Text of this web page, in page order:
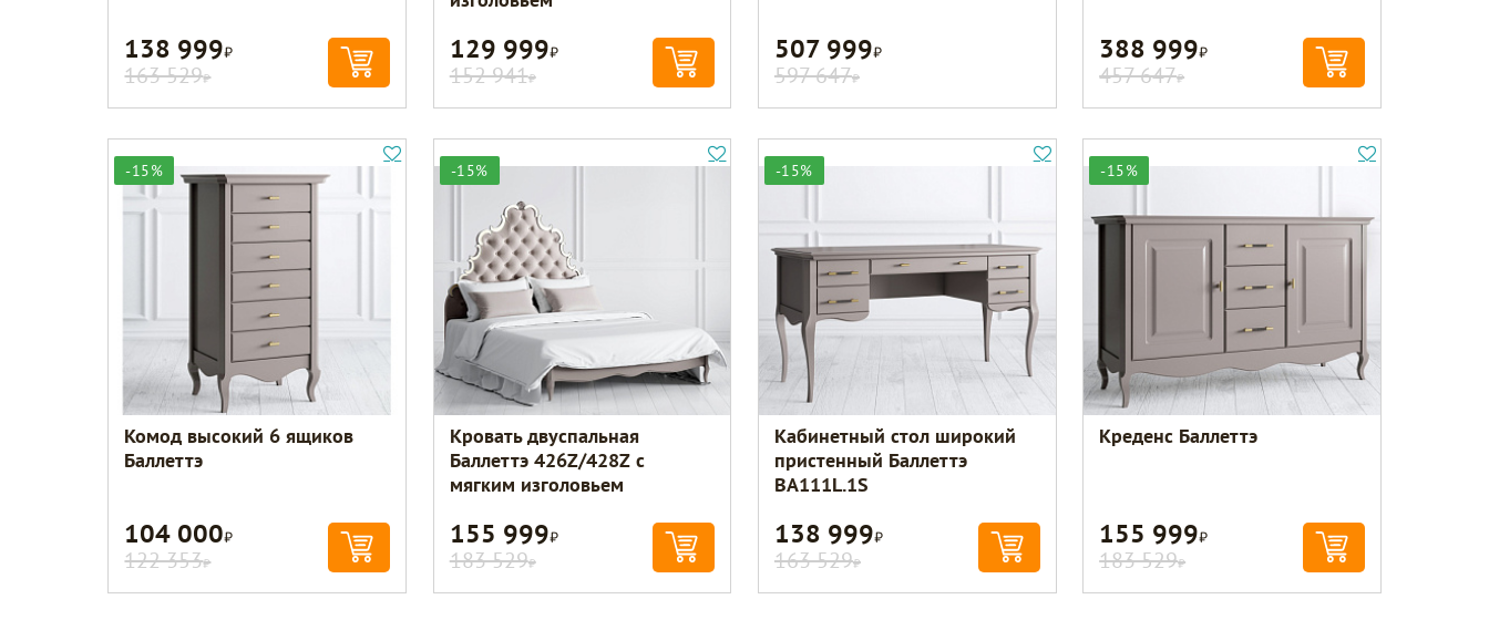
138 999Р
163 529Р
129 999Р
152 941Р
507 999Р
597 647Р
388 999Р
457 647Р
-15%
Комод высокий 6 ящиков
Баллеттэ
104 000Р
122 353Р
-15%
Кровать двуспальная
Баллеттэ 426Z/428Z с
мягким изголовьем
155 999Р
183 529Р
-15%
Кабинетный стол широкий
пристенный Баллеттэ
BA111L.1S
138 999Р
163 529Р
-15%
Креденс Баллеттэ
155 999Р
183 529Р